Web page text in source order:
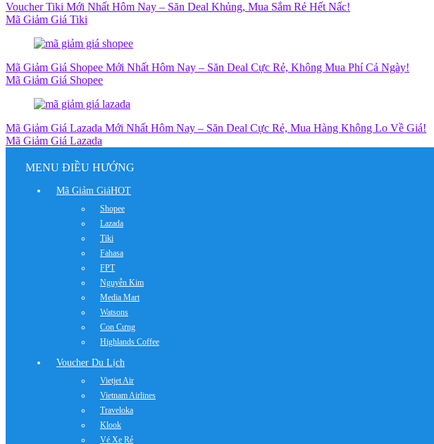
Voucher Tiki Mới Nhất Hôm Nay – Săn Deal Khủng, Mua Sắm Rẻ Hết Nấc!
Mã Giảm Giá Tiki
Mã Giảm Giá Shopee Mới Nhất Hôm Nay – Săn Deal Cực Rẻ, Không Mua Phí Cả Ngày!
Mã Giảm Giá Shopee
Mã Giảm Giá Lazada Mới Nhất Hôm Nay – Săn Deal Cực Rẻ, Mua Hàng Không Lo Về Giá!
Mã Giảm Giá Lazada
MENU ĐIỀU HƯỚNG
Mã Giảm GiáHOT
Shopee
Lazada
Tiki
Fahasa
FPT
Nguyễn Kim
Media Mart
Watsons
Con Cưng
Highlands Coffee
Voucher Du Lịch
Vietjet Air
Vietnam Airlines
Traveloka
Klook
Vé Xe Rẻ